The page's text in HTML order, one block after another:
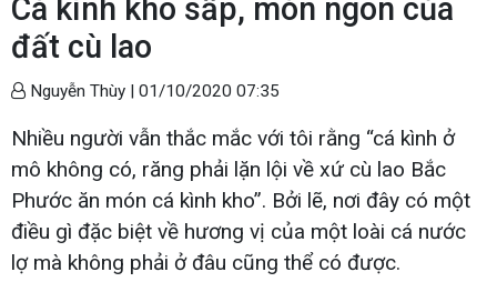
Cá kình kho sấp, món ngon của
đất cù lao
Nguyễn Thùy | 01/10/2020 07:35
Nhiều người vẫn thắc mắc với tôi rằng “cá kình ở
mô không có, răng phải lặn lội về xứ cù lao Bắc
Phước ăn món cá kình kho”. Bởi lẽ, nơi đây có một
điều gì đặc biệt về hương vị của một loài cá nước
lợ mà không phải ở đâu cũng thể có được.